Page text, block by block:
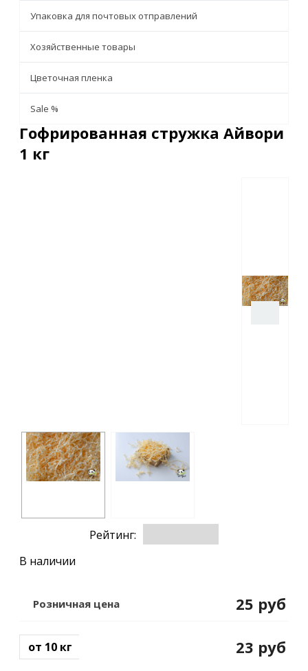
Упаковка для почтовых отправлений
Хозяйственные товары
Цветочная пленка
Sale %
Гофрированная стружка Айвори
1 кг
Рейтинг:
В наличии
Розничная цена 25 руб
от 10 кг 23 руб